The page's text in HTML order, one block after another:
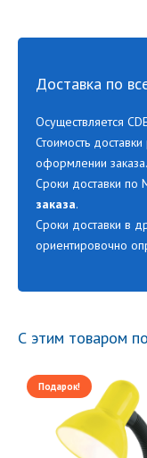
Доставка по
Осуществляется
Стоимость
оформлении заказа.
Сроки доставки по
заказа.
Сроки доставки в
ориентировочно
С этим товаром
Подарок!